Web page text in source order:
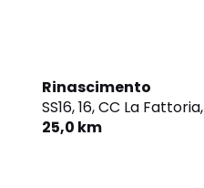
Rinascimento
SS16, 16, CC La Fattoria,
25,0 km